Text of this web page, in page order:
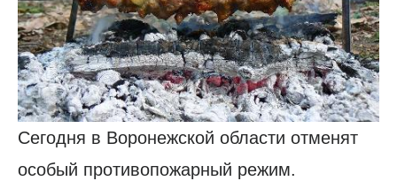
Сегодня в Воронежской области отменят
особый противопожарный режим.